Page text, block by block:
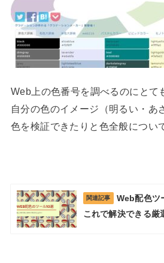
Web上の色番号を調べるのにとて
自分の色のイメージ（明るい・あ
色を検証できたりと色全般につい
関連記事
Web配色ツ
これで解決できる厳